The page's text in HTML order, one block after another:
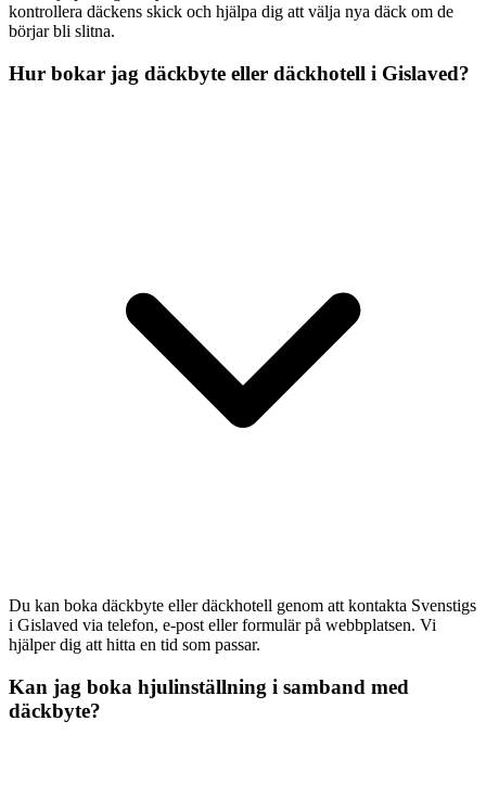
kontrollera däckens skick och hjälpa dig att välja nya däck om de
börjar bli slitna.
Hur bokar jag däckbyte eller däckhotell i Gislaved?
Du kan boka däckbyte eller däckhotell genom att kontakta Svenstigs
i Gislaved via telefon, e-post eller formulär på webbplatsen. Vi
hjälper dig att hitta en tid som passar.
Kan jag boka hjulinställning i samband med
däckbyte?